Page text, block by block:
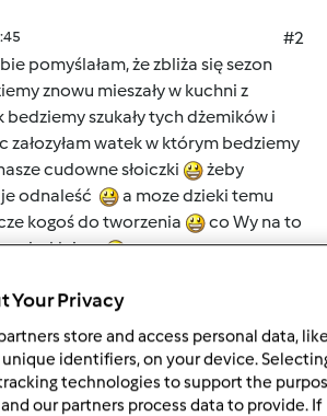
#2
pomyślałam, że zbliża się sezon
znowu mieszały w kuchni z
bedziemy szukały tych dżemików i
załozyłam watek w którym bedziemy
cudowne słoiczki
żeby
odnaleść
a moze dzieki temu
kogoś do tworzenia
co Wy na to
i wklejam
przepisy/d%C5%BCem-
przepisy/d%C5%BCem-
z-rodzynkami/445143
Your Privacy
store and access personal data,
identifiers, on your device.
technologies to support the
our partners process data to provide. If